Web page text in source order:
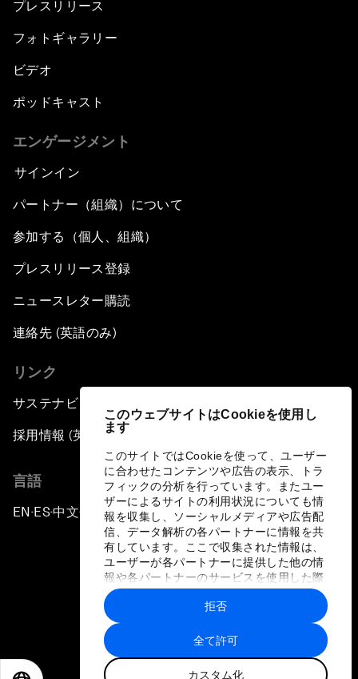
このウェブサイトはCookieを使用し
ます
このサイトではCookieを使って、ユーザー
に合わせたコンテンツや広告の表示、トラ
フィックの分析を行っています。またユー
ザーによるサイトの利用状況についても情
報を収集し、ソーシャルメディアや広告配
信、データ解析の各パートナーに情報を共
有しています。ここで収集された情報は、
ユーザーが各パートナーに提供した他の情
報や各パートナーのサービスを使用した際
に収集された情報と組み合わされ、各パー
トナーによって使用されることがありま
す。
全て許可
カスタム化
拒否
プレスリリース
フォトギャラリー
ビデオ
ポッドキャスト
エンゲージメント
サインイン
パートナー（組織）について
参加する（個人、組織）
プレスリリース登録
ニュースレター購読
連絡先 (英語のみ)
リンク
サステナビリティへの取り組み
採用情報 (英語のみ)
言語
EN ▪ ES▪中文▪ 日本語
プライバシーポリシーと利用規約
サイトマップ